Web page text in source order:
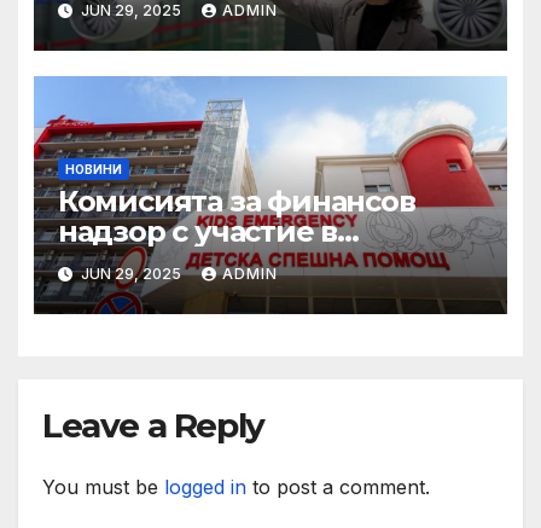
JUN 29, 2025 ADMIN
НОВИНИ
Комисията за финансов
надзор с участие в
конференцията „Промени в
пенсионния модел в
България“
JUN 29, 2025 ADMIN
Leave a Reply
You must be logged in to post a comment.